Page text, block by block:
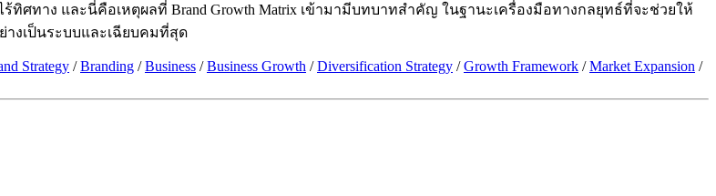
ศทาง และนี่คือเหตุผลที่ Brand Growth Matrix เข้ามามีบทบาทสำคัญ ในฐานะเครื่องมือทางกลยุทธ์ที่จะช่วยให้
งเป็นระบบและเฉียบคมที่สุด
Strategy /Branding /Business /Business Growth /Diversification Strategy /Growth Framework /Market Expansion /